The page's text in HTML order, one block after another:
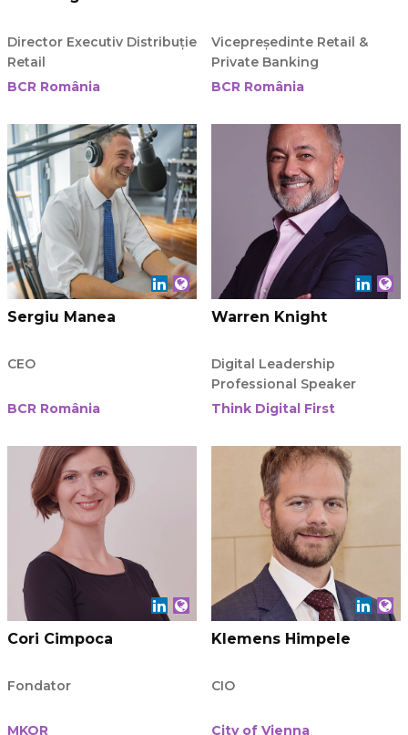
Director Executiv Distribuție
Retail
BCR România
Vicepreședinte Retail &
Private Banking
BCR România
Sergiu Manea
CEO
BCR România
Warren Knight
Digital Leadership
Professional Speaker
Think Digital First
Cori Cimpoca
Fondator
MKOR
Klemens Himpele
CIO
City of Vienna